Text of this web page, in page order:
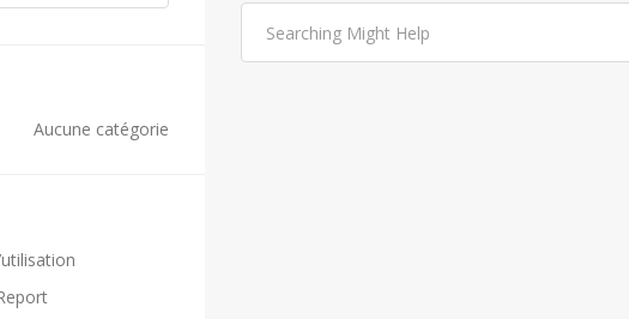
Aucune catégorie